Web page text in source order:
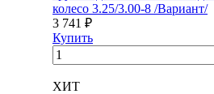
колесо 3.25/3.00-8 /Вариант/
3 741 ₽
Купить
ХИТ